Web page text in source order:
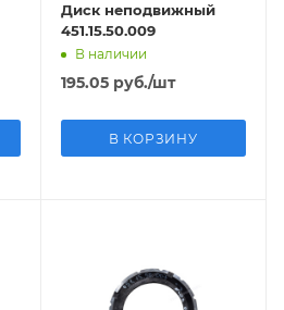
Диск неподвижный
451.15.50.009
В наличии
195.05руб./шт
В КОРЗИНУ